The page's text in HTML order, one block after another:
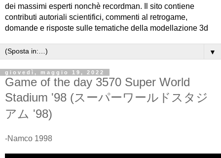
dei massimi esperti nonchè recordman. Il sito contiene
contributi autoriali scientifici, commenti al retrogame,
domande e risposte sulle tematiche della modellazione 3d
▼
giovedì, maggio 19, 2022
Game of the day 3570 Super World
Stadium '98 (スーパーワールドスタジ
アム '98)
-Namco 1998